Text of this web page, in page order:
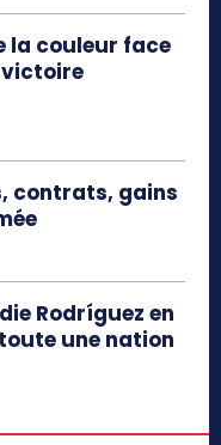
la couleur face
victoire
contrats, gains
Rodríguez en
une nation